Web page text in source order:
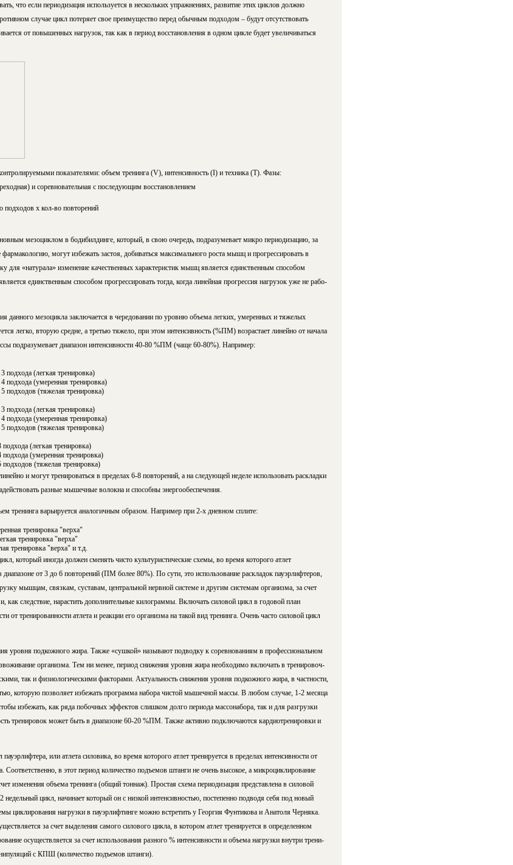
что если периодизация используется в нескольких упражнениях, развитие этих циклов должно
случае цикл потеряет свое преимущество перед обычным подходом – будут отсутствовать
от повышенных нагрузок, так как в период восстановления в одном цикле будет увеличиваться
показателями: объем тренинга (V), интенсивность (I) и техника (Т). Фазы:
и соревновательная с последующим восстановлением
х кол-во повторений
мезоциклом в бодибилдинге, который, в свою очередь, подразумевает микро периодизацию, за
могут избежать застоя, добиваться максимального роста мышц и прогрессировать в
для «натурала» изменение качественных характеристик мышц является единственным способом
единственным способом прогрессировать тогда, когда линейная прогрессия нагрузок уже не ра­бо­
данного мезоцикла заключается в чередовании по уровню объема легких, умеренных и тяжелых
легко, вторую сред­не, а третью тяжело, при этом интенсивность (%ПМ) возрастает линейно от начала
подразумевает диапазон интенсивности 40-80 %ПМ (чаще 60-80%). Например:
подхода (легкая тренировка)
подхода (умеренная тренировка)
подходов (тяжелая тренировка)
подхода (легкая тренировка)
подхода (умеренная тренировка)
подходов (тяжелая тренировка)
(легкая тренировка)
(умеренная тренировка)
(тяжелая тренировка)
и могут тренироваться в пределах 6-8 повторений, а на следующей неделе использовать раскладки
разные мышечные волокна и способны энергообеспечения.
тренинга варьируется аналогичным образом. Например при 2-х дневном сплите:
тренировка "верха"
тренировка "верха"
тренировка "верха" и т.д.
который иногда должен сменять чисто куль­ту­рис­ти­чес­кие схемы, во время которого атлет
ди­а­па­зо­не от 3 до 6 повторений (ПМ более 80%). По сути, это использование раскладок пауэр­лиф­те­ров,
мышцам, связкам, сус­та­вам, цент­раль­ной нервной системе и другим системам организма, за счет
как следствие, нарастить дополнительные ки­ло­грам­мы. Вклю­чать си­ло­вой цикл в годовой план
от тре­ни­ро­ван­нос­ти атлета и реакции его организма на такой вид тренинга. Очень часто силовой цикл
уровня подкожного жи­ра. Также «сушкой» называют подводку к соревнованиям в профессиональном
организма. Тем ни менее, период снижения уровня жира необ­хо­ди­мо вклю­чать в тре­ни­ро­воч­
так и физиологическими факторами. Актуальность сни­же­ния уровня подкожного жира, в частности,
которую позволяет избежать программа набора чистой мышечной массы. В лю­бом слу­чае, 1-2 месяца
из­бе­жать, как ря­да по­боч­ных эффектов слишком долго периода массонабора, так и для разгрузки
тренировок может быть в диапазоне 60-20 %ПМ. Также активно подключаются кардиотренировки и
или атлета силовика, во время которого атлет тренируется в пределах интенсивности от
в этот период количество подъемов штанги не очень высокое, а микроциклирование
изменения объема тренинга (общий тоннаж). Простая схема периодизация представлена в силовой
недельный цикл, начинает который он с низ­кой ин­тен­сив­нос­тью, постепенно подводя себя под новый
цик­ли­ро­ва­ния наг­руз­ки в пауэрлифтинге можно встретить у Георгия Фунтикова и Анатоля Чер­ня­ка.
за счет выделения самого си­ло­во­го цик­ла, в котором атлет тренируется в определенном
осуществляется за счет использования разного % интенсивности и объема нагрузки внут­ри тре­ни­
с КПШ (количество подъемов штанги).